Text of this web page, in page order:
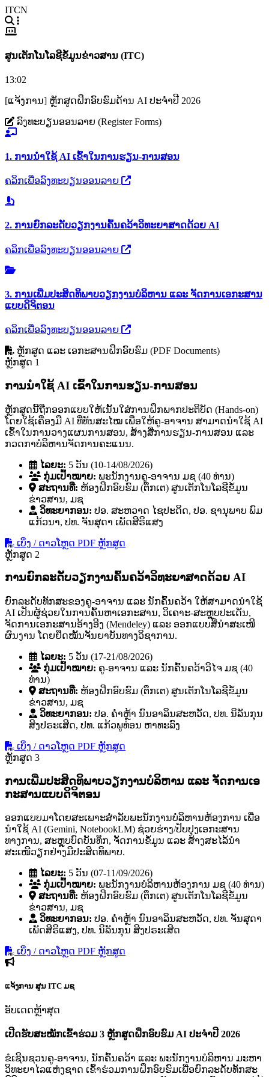
ITCN
ສູນເຕັກໂນໂລຊີຂໍ້ມູນຂ່າວສານ (ITC)
13:02
[ແຈ້ງການ] ຫຼັກສູດຝຶກອົບຮົມດ້ານ AI ປະຈຳປີ 2026
ລົງທະບຽນອອນລາຍ (Register Forms)
1. ການນຳໃຊ້ AI ເຂົ້າໃນການຮຽນ-ການສອນ
ຄລິກເພື່ອລົງທະບຽນອອນລາຍ
2. ການຍົກລະດັບວຽກງານຄົ້ນຄວ້າວິທະຍາສາດດ້ວຍ AI
ຄລິກເພື່ອລົງທະບຽນອອນລາຍ
3. ການເພີ່ມປະສິດທິພາບວຽກງານບໍລິຫານ ແລະ ຈັດການເອກະສານ
ແບບດິຈິຕອນ
ຄລິກເພື່ອລົງທະບຽນອອນລາຍ
ຫຼັກສູດ ແລະ ເອກະສານຝຶກອົບຮົມ (PDF Documents)
ຫຼັກສູດ 1
ການນໍາໃຊ້ AI ເຂົ້າໃນການຮຽນ-ການສອນ
ຫຼັກສູດນີ້ຖືກອອກແບບໃຫ້ເນັ້ນໃສ່ການຝຶກພາກປະຕິບັດ (Hands-on)
ໂດຍໃຊ້ເຄື່ອງມື AI ທີ່ທັນສະໄໝ ເພື່ອໃຫ້ຄູ-ອາຈານ ສາມາດນໍາໃຊ້ AI
ເຂົ້າໃນການວາງແຜນການສອນ, ສ້າງສື່ການຮຽນ-ການສອນ ແລະ
ກວດກາບໍລິຫານຈັດການຄະແນນ.
ໄລຍະ: 5 ວັນ (10-14/08/2026)
ກຸ່ມເປົ້າໝາຍ: ພະນັກງານຄູ-ອາຈານ ມຊ (40 ທ່ານ)
ສະຖານທີ່: ຫ້ອງຝຶກອົບຮົມ (ຕຶກເຕ) ສູນເຕັກໂນໂລຊີຂໍ້ມູນ
ຂ່າວສານ, ມຊ
ວິທະຍາກອນ: ປອ. ສະຫວາດ ໄຊປະດິດ, ປອ. ຊານຸພາບ ພົມ
ແກ້ວນາ, ປທ. ຈັນສຸດາ ເພັດສີຣິແສງ
ເບິ່ງ / ດາວໂຫຼດ PDF ຫຼັກສູດ
ຫຼັກສູດ 2
ການຍົກລະດັບວຽກງານຄົ້ນຄວ້າວິທະຍາສາດດ້ວຍ AI
ຍົກລະດັບທັກສະຂອງຄູ-ອາຈານ ແລະ ນັກຄົ້ນຄວ້າ ໃຫ້ສາມາດນໍາໃຊ້
AI ເປັນຜູ້ຊ່ວຍໃນການຄົ້ນຫາເອກະສານ, ວິເຄາະ-ສະຫຼຸບປະເດັນ,
ຈັດການເອກະສານອ້າງອີງ (Mendeley) ແລະ ອອກແບບສື່ນໍາສະເໜີ
ຜົນງານ ໂດຍຢຶດໝັ້ນຈັນຍາບັນທາງວິຊາການ.
ໄລຍະ: 5 ວັນ (17-21/08/2026)
ກຸ່ມເປົ້າໝາຍ: ຄູ-ອາຈານ ແລະ ນັກຄົ້ນຄວ້າວິໄຈ ມຊ (40
ທ່ານ)
ສະຖານທີ່: ຫ້ອງຝຶກອົບຮົມ (ຕຶກເຕ) ສູນເຕັກໂນໂລຊີຂໍ້ມູນ
ຂ່າວສານ, ມຊ
ວິທະຍາກອນ: ປອ. ຄໍາຫຼ້າ ນົນອາລິນສະຫວັດ, ປທ. ນິລັນກຸນ
ສິງປຣະເສີດ, ປທ. ແກ້ວພູທ່ອນ ຫາທະລົງ
ເບິ່ງ / ດາວໂຫຼດ PDF ຫຼັກສູດ
ຫຼັກສູດ 3
ການເພີ່ມປະສິດທິພາບວຽກງານບໍລິຫານ ແລະ ຈັດການເອ
ກະສານແບບດິຈິຕອນ
ອອກແບບມາໂດຍສະເພາະສຳລັບພະນັກງານບໍລິຫານຫ້ອງການ ເພື່ອ
ນຳໃຊ້ AI (Gemini, NotebookLM) ຊ່ວຍຮ່າງ/ປັບປຸງເອກະສານ
ທາງການ, ສະຫຼຸບບົດບັນທຶກ, ຈັດການຂໍ້ມູນ ແລະ ສ້າງສະໄລ້ນຳ
ສະເໜີວຽກຢ່າງມີປະສິດທິພາບ.
ໄລຍະ: 5 ວັນ (07-11/09/2026)
ກຸ່ມເປົ້າໝາຍ: ພະນັກງານບໍລິຫານຫ້ອງການ ມຊ (40 ທ່ານ)
ສະຖານທີ່: ຫ້ອງຝຶກອົບຮົມ (ຕຶກເຕ) ສູນເຕັກໂນໂລຊີຂໍ້ມູນ
ຂ່າວສານ, ມຊ
ວິທະຍາກອນ: ປອ. ຄໍາຫຼ້າ ນົນອາລິນສະຫວັດ, ປທ. ຈັນສຸດາ
ເພັດສີຣິແສງ, ປທ. ນິລັນກຸນ ສິງປຣະເສີດ
ເບິ່ງ / ດາວໂຫຼດ PDF ຫຼັກສູດ
ແຈ້ງການ ສູນ ITC ມຊ
ອັບເດດຫຼ້າສຸດ
ເປີດຮັບສະໝັກເຂົ້າຮ່ວມ 3 ຫຼັກສູດຝຶກອົບຮົມ AI ປະຈຳປີ 2026
ຂໍເຊີນຊວນຄູ-ອາຈານ, ນັກຄົ້ນຄວ້າ ແລະ ພະນັກງານບໍລິຫານ ມະຫາ
ວິທະຍາໄລແຫ່ງຊາດ ເຂົ້າຮ່ວມການຝຶກອົບຮົມເພື່ອຍົກລະດັບທັກສະ